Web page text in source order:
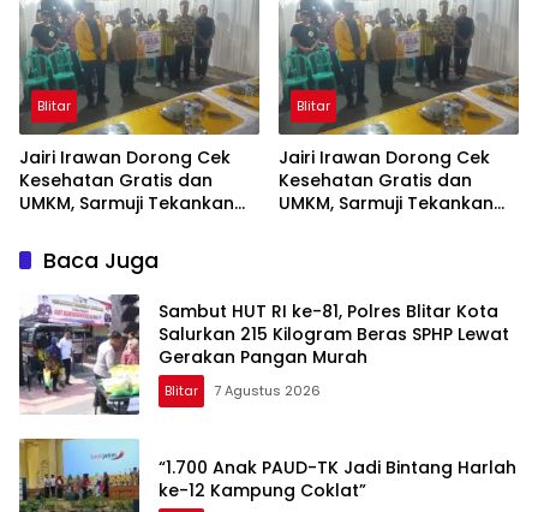
Blitar
Jairi Irawan Dorong Cek
Kesehatan Gratis dan
UMKM, Sarmuji Tekankan
Blitar.
Blitar
Jairi Irawan Dorong Cek
Kesehatan Gratis dan
UMKM, Sarmuji Tekankan
Baca Juga
Sambut HUT RI ke-81, Polres Blitar Kota
Salurkan 215 Kilogram Beras SPHP Lewat
Gerakan Pangan Murah
Blitar 7 Agustus 2026
“1.700 Anak PAUD-TK Jadi Bintang Harlah
ke-12 Kampung Coklat”